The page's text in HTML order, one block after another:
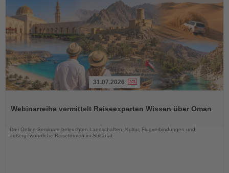
die
31.07.2026
Webinarreihe vermittelt Reiseexperten Wissen über Oman
Drei Online-Seminare beleuchten Landschaften, Kultur, Flugverbindungen und
außergewöhnliche Reiseformen im Sultanat